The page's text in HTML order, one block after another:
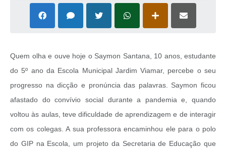
Quem olha e ouve hoje o Saymon Santana, 10 anos, estudante
do 5º ano da Escola Municipal Jardim Viamar, percebe o seu
progresso na dicção e pronúncia das palavras. Saymon ficou
afastado do convívio social durante a pandemia e, quando
voltou às aulas, teve dificuldade de aprendizagem e de interagir
com os colegas. A sua professora encaminhou ele para o polo
do GIP na Escola, um projeto da Secretaria de Educação que